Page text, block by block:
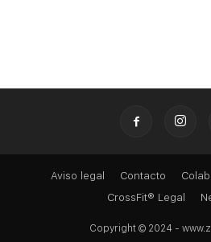
Aviso legal Contacto
CrossFit® Legal
Copyright © 2024 -